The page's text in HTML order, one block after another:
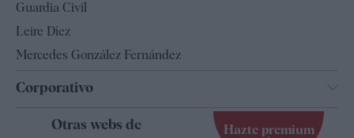
Guardia Civil
Leire Díez
Mercedes González Fernández
Corporativo
Contacto
Otras webs de Hazte premium